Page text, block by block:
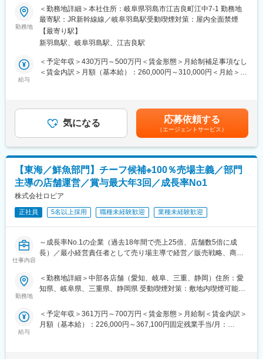
けでなく、人間力が求められるこの時代、本学では「技術者たる
前に良き人間たれ」の建学の精神に基づき、より質の高い技術者
の養成を推進しています。
変更の範囲：会社の定める業務
心のケア図るシステム「ここタン」、学校の教職員や児童生徒、
保護者の皆様をつなぐ連絡帳システム「スマート連絡帳」など自
社製品の企画、一部システムのサーバー・ネットワーク設計、導
入、運用保守をご経歴に合わせてお任せします。
■職務の特徴：
教育現場におけるDXの推進は、先生方の業務負担軽減に寄与する
いサービスを企画、提供することによって未来を担う子どもたち
の育成をお手伝いすることができ、教育に広く貢献できる夢のあ
新たなサービスの企画、委託先開発会社/自治体との仕様検討/調整
※１、自治体/学校のサポート、問い合わせに対する調査/対応、シ
ステムの導入、サーバー/ネットワークの調達※２
※1：実際の開発業務は外部の開発会社へ委託しております。
※2：基本的な設定は調達先へ委託しております。
■組織構成：
文教ソリューション部企画課は、９名で構成されています。
内７名が20代後半から30代前半の若い部署となっています。
◇業績好調◇
効果的にデジタルデータを活用し、基礎・基本 の定着や活用する
教育現場のニーズに応えた改訂を行っております。近年のGIGAス
クール構想では、端末を活用して生徒一人ひとりに個別最適な学
勤務地
＜勤務地詳細＞本社住所：岐阜県羽島市江吉良町江中7-1 勤務地
最寄駅：JR新幹線線／岐阜羽島駅受動喫煙対策：屋内全面禁煙
【最寄り駅】
新羽島駅、岐阜羽島駅、江吉良駅
給与
＜予定年収＞430万円～500万円＜賃金形態＞月給制補足事項なし
＜賃金内訳＞月額（基本給）：260,000円～310,000円＜月給＞
す。月給(月額)は固定手当を含めた表記です。
気になる 応募依頼する
（エージェントサービス）
【東海／鮮魚部門】チーフ候補※100％売場主義／部門
主導の店舗運営／賞与最大年3回／成長率No1
株式会社ロピア
正社員 5名以上採用 職種未経験歓迎 業種未経験歓迎
仕事内容
～成長率No.1の企業（過去18年間で売上25倍、店舗数5倍に成
長）／最小経営責任者として売り場主導で経営／販売戦略、商品
市、可児市、多治見市）、三重県（桑名市）、静岡県（浜松市）
のいずれかの店舗にて、鮮魚事業部のチーフまたは、チーフ候補
勤務地
＜勤務地詳細＞中部各店舗（愛知、岐阜、三重、静岡）住所：愛
知県、岐阜県、三重県、静岡県 受動喫煙対策：敷地内喫煙可能場
給与
＜予定年収＞361万円～700万円＜賃金形態＞月給制＜賃金内訳＞
月額（基本給）：226,000円～367,100円固定残業手当/月：